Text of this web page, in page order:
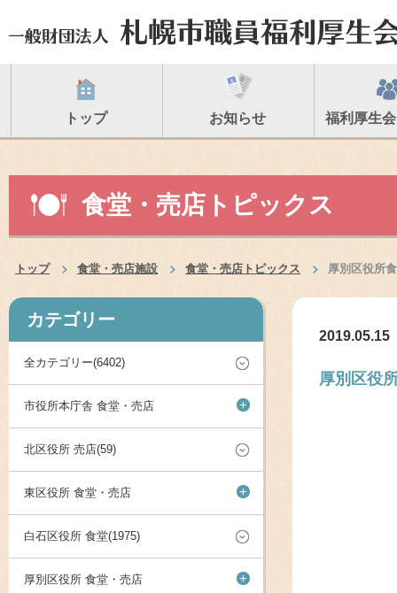
トップ お知らせ 福利厚生
食堂・売店トピックス
トップ 食堂・売店施設 食堂・売店トピックス 厚別区役所
カテゴリー
全カテゴリー(6402)
市役所本庁舎 食堂・売店 +
北区役所 売店(59)
東区役所 食堂・売店 +
白石区役所 食堂(1975)
厚別区役所 食堂・売店 +
2019.05.15
厚別区役